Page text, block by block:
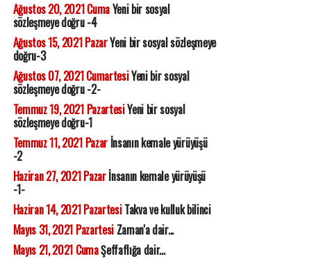
Ağustos 20, 2021 CumaYeni bir sosyal
sözleşmeye doğru -4
Ağustos 15, 2021 PazarYeni bir sosyal sözleşmeye
doğru-3
Ağustos 07, 2021 CumartesiYeni bir sosyal
sözleşmeye doğru -2-
Temmuz 19, 2021 PazartesiYeni bir sosyal
sözleşmeye doğru-1
Temmuz 11, 2021 Pazarİnsanın kemale yürüyüşü
-2
Haziran 27, 2021 Pazarİnsanın kemale yürüyüşü
-1-
Haziran 14, 2021 PazartesiTakva ve kulluk bilinci
Mayıs 31, 2021 PazartesiZaman'a dair...
Mayıs 21, 2021 CumaŞeffaflığa dair...